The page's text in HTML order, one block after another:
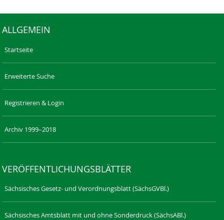
ALLGEMEIN
Startseite
Erweiterte Suche
Registrieren & Login
Archiv 1999–2018
VERÖFFENTLICHUNGSBLÄTTER
Sächsisches Gesetz- und Verordnungsblatt (SächsGVBl.)
Sächsisches Amtsblatt mit und ohne Sonderdruck (SächsABl.)